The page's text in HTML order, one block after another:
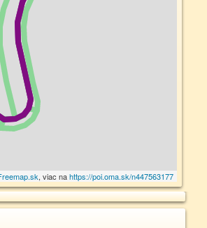
, viac nahttps://poi.oma.sk/n447563177